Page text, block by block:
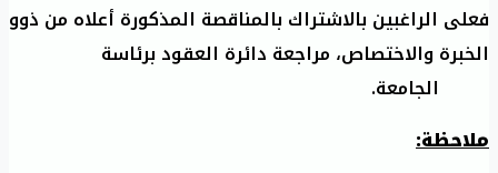
فعلى الراغبين بالاشتراك بالمناقصة المذكورة أعلاه من ذوو
الخبرة والاختصاص، مراجعة دائرة العقود برئاسة
الجامعة.
ملاحظة: